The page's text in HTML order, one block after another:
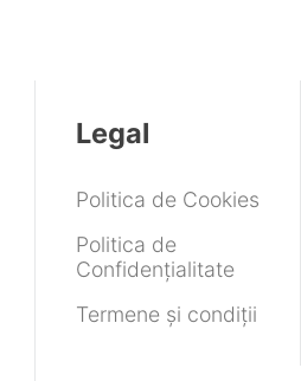
Legal
Politica de Cookies
Politica de
Confidențialitate
Termene și condiții